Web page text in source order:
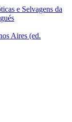
e Selvagens da
Aires (ed.